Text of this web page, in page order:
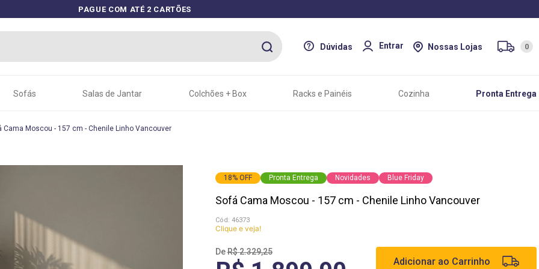
PAGUE COM ATÉ 2 CARTÕES
Dúvidas Entrar Nossas Lojas 0
Sofás Salas de Jantar Colchões + Box Racks e Painéis Cozinha Pronta Entrega
Cama Moscou - 157 cm - Chenile Linho Vancouver
18%OFF Pronta Entrega Novidades Blue Friday
Sofá Cama Moscou - 157 cm - Chenile Linho Vancouver
: 46373
Clique e veja!
R$2.329,25
Adicionar ao Carrinho